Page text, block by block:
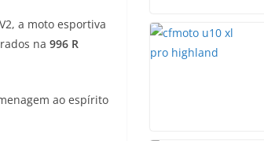
a moto esportiva
na 996 R
ao espírito